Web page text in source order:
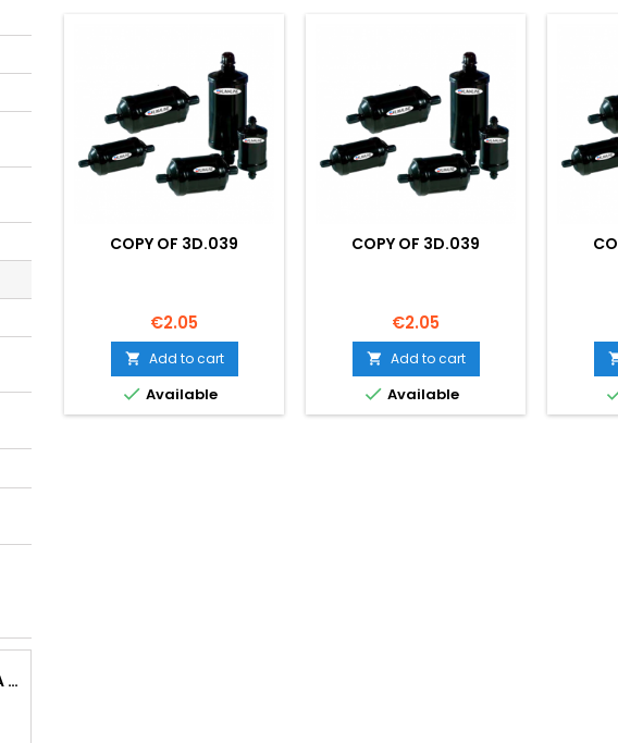
RUBINETTO A SFERA ODS DIA. 1/4"
COPY OF 3D.039
Price
€2.05
 Add to cart
 Available
COPY OF 3D.039
Price
€2.05
 Add to cart
 Available